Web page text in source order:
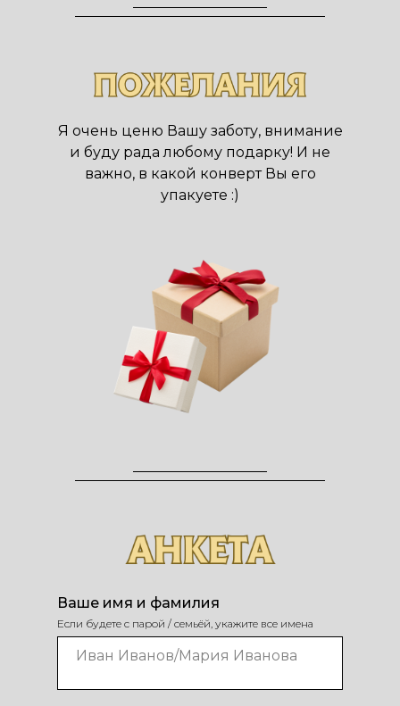
Я очень ценю Вашу заботу, внимание
и буду рада любому подарку! И не
важно, в какой конверт Вы его
упакуете :)
Ваше имя и фамилия
Если будете с парой / семьёй, укажите все имена